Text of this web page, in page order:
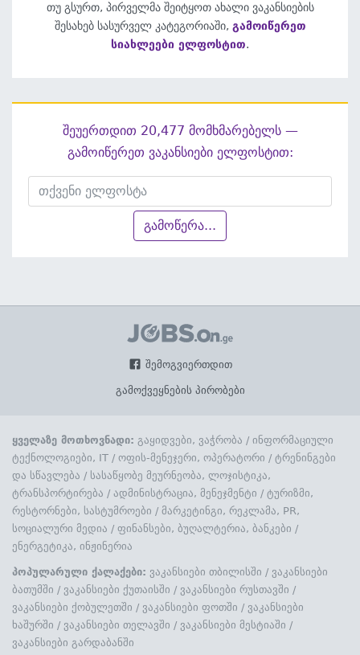
თუ გსურთ, პირველმა შეიტყოთ ახალი ვაკანსიების
შესახებ სასურველ კატეგორიაში, გამოიწერეთ
სიახლეები ელფოსტით.
შეუერთდით 20,477 მომხმარებელს —
გამოიწერეთ ვაკანსიები ელფოსტით:
გამოწერა...
შემოგვიერთდით
გამოქვეყნების პირობები
ყველაზე მოთხოვნადი: გაყიდვები, ვაჭრობა / ინფორმაციული
ტექნოლოგიები, IT / ოფის-მენეჯერი, ოპერატორი / ტრენინგები
და სწავლება / სასაწყობე მეურნეობა, ლოჯისტიკა,
ტრანსპორტირება / ადმინისტრაცია, მენეჯმენტი / ტურიზმი,
რესტორნები, სასტუმროები / მარკეტინგი, რეკლამა, PR,
სოციალური მედია / ფინანსები, ბუღალტერია, ბანკები /
ენერგეტიკა, ინჟინერია
პოპულარული ქალაქები: ვაკანსიები თბილისში / ვაკანსიები
ბათუმში / ვაკანსიები ქუთაისში / ვაკანსიები რუსთავში /
ვაკანსიები ქობულეთში / ვაკანსიები ფოთში / ვაკანსიები
ხაშურში / ვაკანსიები თელავში / ვაკანსიები მესტიაში /
ვაკანსიები გარდაბანში